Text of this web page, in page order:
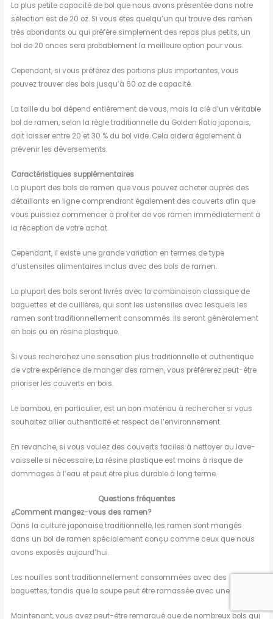
La plus petite capacité de bol que nous avons présentée dans notre
sélection est de 20 oz. Si vous êtes quelqu’un qui trouve des ramen
très abondants ou qui préfère simplement des repas plus petits, un
bol de 20 onces sera probablement la meilleure option pour vous.
Cependant, si vous préférez des portions plus importantes, vous
pouvez trouver des bols jusqu’à 60 oz de capacité.
La taille du bol dépend entièrement de vous, mais la clé d’un véritable
bol de ramen, selon la règle traditionnelle du Golden Ratio japonais,
doit laisser entre 20 et 30 % du bol vide. Cela aidera également à
prévenir les déversements.
Caractéristiques supplémentaires
La plupart des bols de ramen que vous pouvez acheter auprès des
détaillants en ligne comprendront également des couverts afin que
vous puissiez commencer à profiter de vos ramen immédiatement à
la réception de votre achat.
Cependant, il existe une grande variation en termes de type
d’ustensiles alimentaires inclus avec des bols de ramen.
La plupart des bols seront livrés avec la combinaison classique de
baguettes et de cuillères, qui sont les ustensiles avec lesquels les
ramen sont traditionnellement consommés. Ils seront généralement
en bois ou en résine plastique.
Si vous recherchez une sensation plus traditionnelle et authentique
de votre expérience de manger des ramen, vous préférerez peut-être
prioriser les couverts en bois.
Le bambou, en particulier, est un bon matériau à rechercher si vous
souhaitez allier authenticité et respect de l’environnement.
En revanche, si vous voulez des couverts faciles à nettoyer au lave-
vaisselle si nécessaire, La résine plastique est moins à risque de
dommages à l’eau et peut être plus durable à long terme.
Questions fréquentes
¿Comment mangez-vous des ramen?
Dans la culture japonaise traditionnelle, les ramen sont mangés
dans un bol de ramen spécialement conçu comme ceux que nous
avons exposés aujourd’hui.
Les nouilles sont traditionnellement consommées avec des
baguettes, tandis que la soupe peut être ramassée avec une cuillère.
Maintenant, vous avez peut-être remarqué que de nombreux bols qui